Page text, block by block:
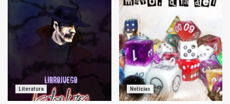
Literatura Noticias